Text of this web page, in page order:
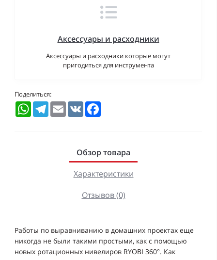
Аксессуары и расходники
Аксессуары и расходники которые могут
пригодиться для инструмента
Поделиться:
WhatsAppTelegramEmail VK
Обзор товара
Характеристики
Отзывов (0)
Работы по выравниванию в домашних проектах еще
никогда не были такими простыми, как с помощью
новых ротационных нивелиров RYOBI 360°. Как